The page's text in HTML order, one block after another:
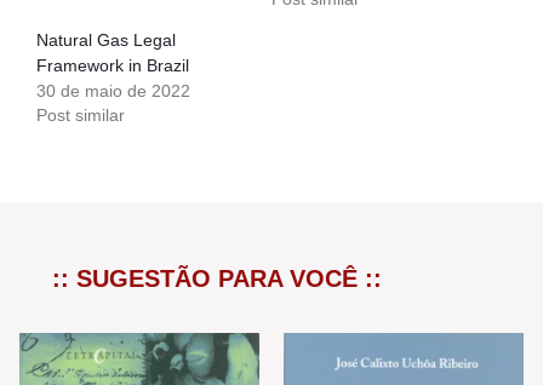
Natural Gas Legal
Framework in Brazil
30 de maio de 2022
Post similar
:: SUGESTÃO PARA VOCÊ ::